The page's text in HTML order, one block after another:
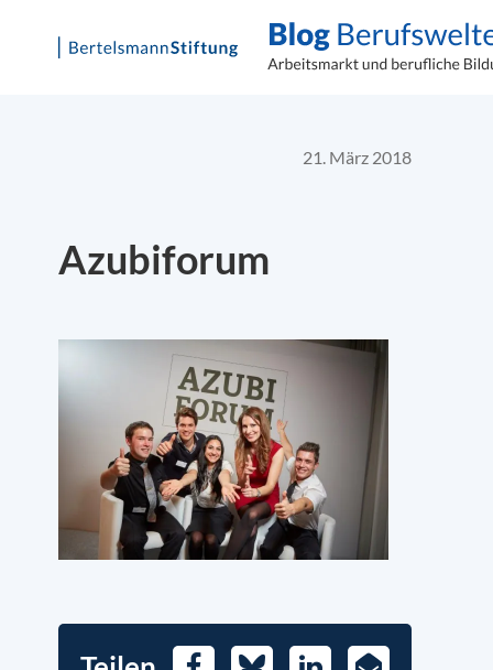
21. März 2018
Azubiforum
FacebookBlueskyLinkedIn
E-